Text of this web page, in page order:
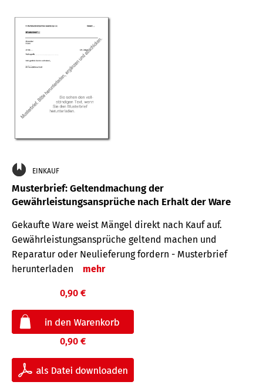
EINKAUF
Musterbrief: Geltendmachung der
Gewährleistungsansprüche nach Erhalt der Ware
Gekaufte Ware weist Mängel direkt nach Kauf auf.
Gewährleistungsansprüche geltend machen und
Reparatur oder Neulieferung fordern - Musterbrief
herunterladen
mehr
0,90 €
0,90 €